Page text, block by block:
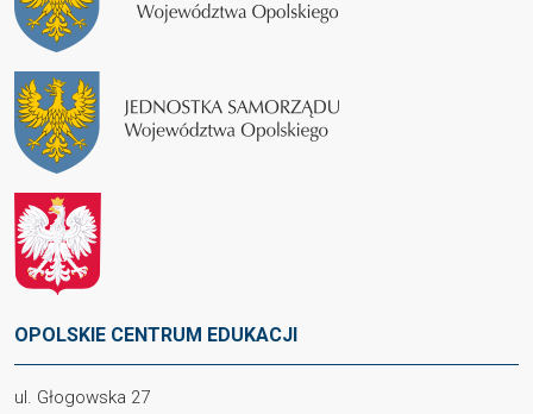
OPOLSKIE CENTRUM EDUKACJI
ul. Głogowska 27